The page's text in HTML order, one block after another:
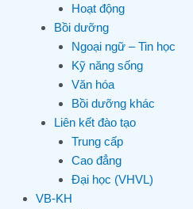
Hoạt động
Bồi dưỡng
Ngoại ngữ – Tin học
Kỹ năng sống
Văn hóa
Bồi dưỡng khác
Liên kết đào tạo
Trung cấp
Cao đẳng
Đại học (VHVL)
VB-KH